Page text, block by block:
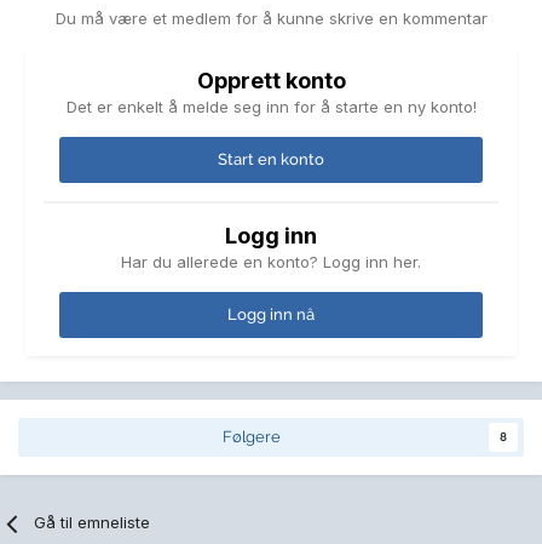
Du må være et medlem for å kunne skrive en kommentar
Opprett konto
Det er enkelt å melde seg inn for å starte en ny konto!
Start en konto
Logg inn
Har du allerede en konto? Logg inn her.
Logg inn nå
Følgere 8
Gå til emneliste